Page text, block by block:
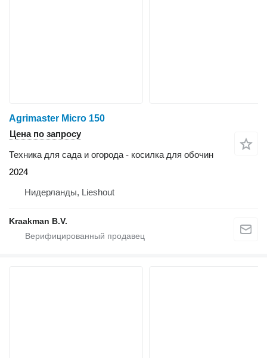
Agrimaster Micro 150
Цена по запросу
Техника для сада и огорода - косилка для обочин
2024
Нидерланды, Lieshout
Kraakman B.V.